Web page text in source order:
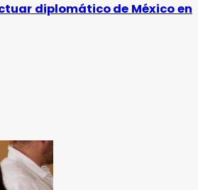
diplomático de México en